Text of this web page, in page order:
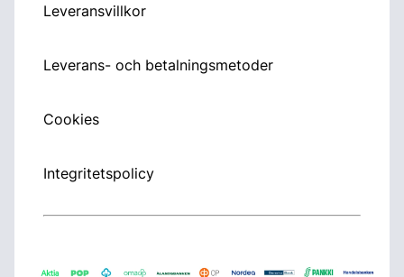
Leveransvillkor
Leverans- och betalningsmetoder
Cookies
Integritetspolicy